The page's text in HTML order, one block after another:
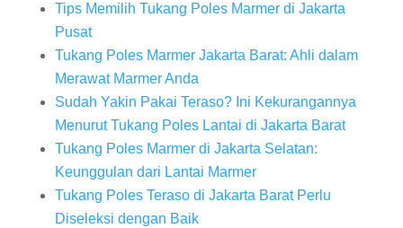
Tips Memilih Tukang Poles Marmer di Jakarta
Pusat
Tukang Poles Marmer Jakarta Barat: Ahli dalam
Merawat Marmer Anda
Sudah Yakin Pakai Teraso? Ini Kekurangannya
Menurut Tukang Poles Lantai di Jakarta Barat
Tukang Poles Marmer di Jakarta Selatan:
Keunggulan dari Lantai Marmer
Tukang Poles Teraso di Jakarta Barat Perlu
Diseleksi dengan Baik